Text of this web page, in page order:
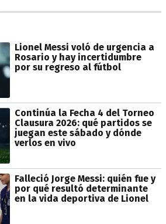
Lionel Messi voló de urgencia a
Rosario y hay incertidumbre
por su regreso al fútbol
Continúa la Fecha 4 del Torneo
Clausura 2026: qué partidos se
juegan este sábado y dónde
verlos en vivo
Falleció Jorge Messi: quién fue y
por qué resultó determinante
en la vida deportiva de Lionel